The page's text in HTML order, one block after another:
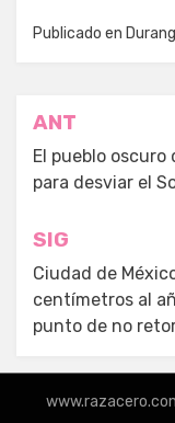
Publicado en
de
entradas
ANT
El pueblo
para desviar el
SIG
Ciudad de
centímetros al
punto de no